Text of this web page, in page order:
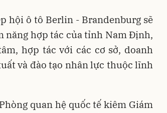
hội ô tô Berlin - Brandenburg sẽ
năng hợp tác của tỉnh Nam Định,
hợp tác với các cơ sở, doanh
và đào tạo nhân lực thuộc lĩnh
quan hệ quốc tế kiêm Giám